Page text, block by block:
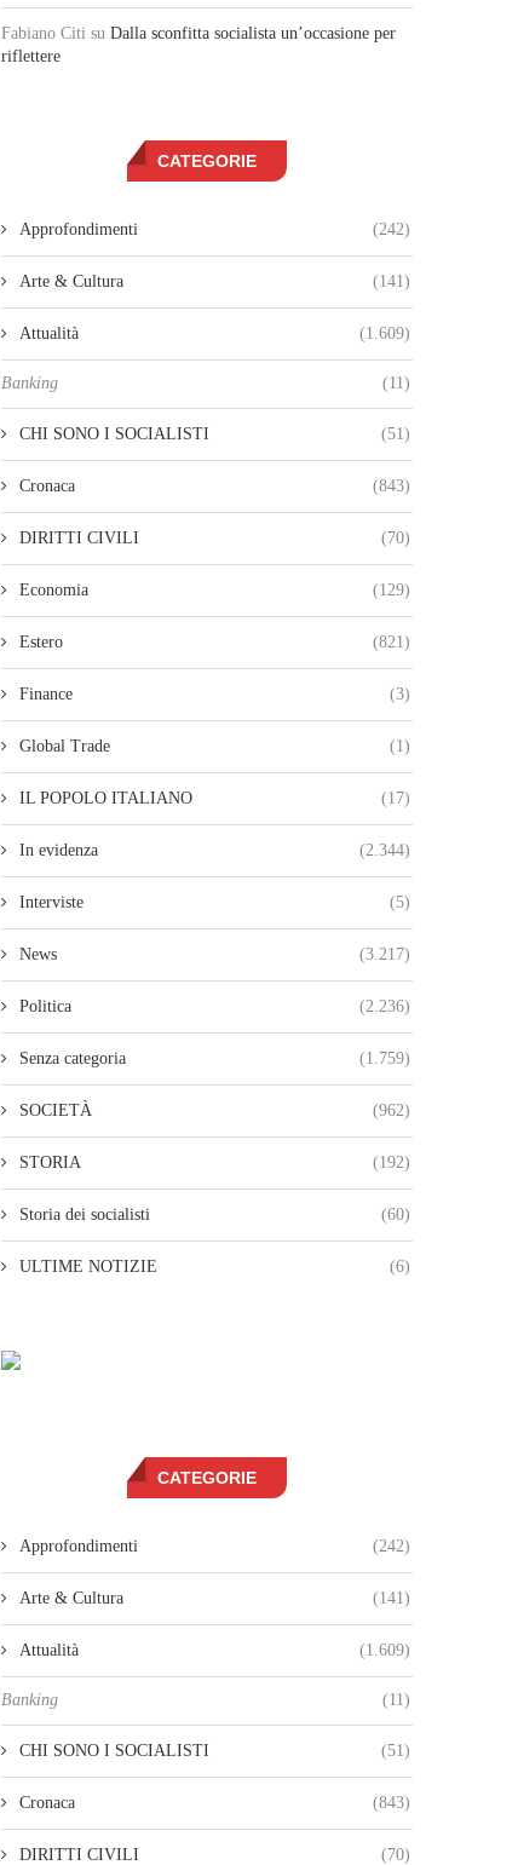
Fabiano Citi su Dalla sconfitta socialista un’occasione per
riflettere
CATEGORIE
Approfondimenti (242)
Arte & Cultura (141)
Attualità (1.609)
Banking (11)
CHI SONO I SOCIALISTI (51)
Cronaca (843)
DIRITTI CIVILI (70)
Economia (129)
Estero (821)
Finance (3)
Global Trade (1)
IL POPOLO ITALIANO (17)
In evidenza (2.344)
Interviste (5)
News (3.217)
Politica (2.236)
Senza categoria (1.759)
SOCIETÀ (962)
STORIA (192)
Storia dei socialisti (60)
ULTIME NOTIZIE (6)
CATEGORIE
Approfondimenti (242)
Arte & Cultura (141)
Attualità (1.609)
Banking (11)
CHI SONO I SOCIALISTI (51)
Cronaca (843)
DIRITTI CIVILI (70)